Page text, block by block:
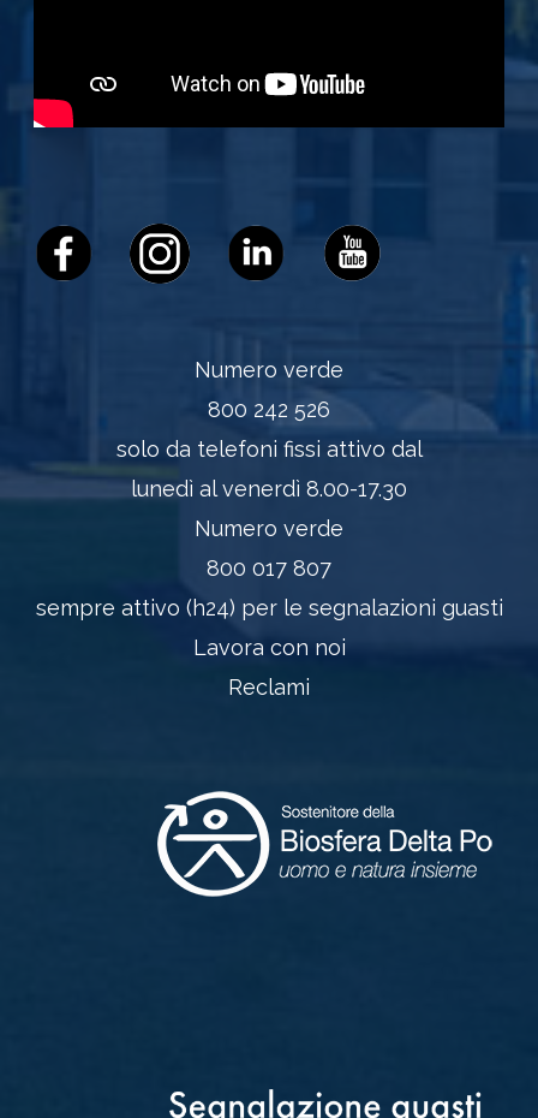
Numero verde
800 242 526
solo da telefoni fissi attivo dal
lunedì al venerdì 8.00-17.30
Numero verde
800 017 807
sempre attivo (h24) per le segnalazioni guasti
Lavora con noi
Reclami